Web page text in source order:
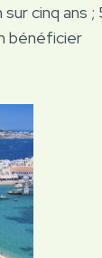
sur cinq ans
bénéficier